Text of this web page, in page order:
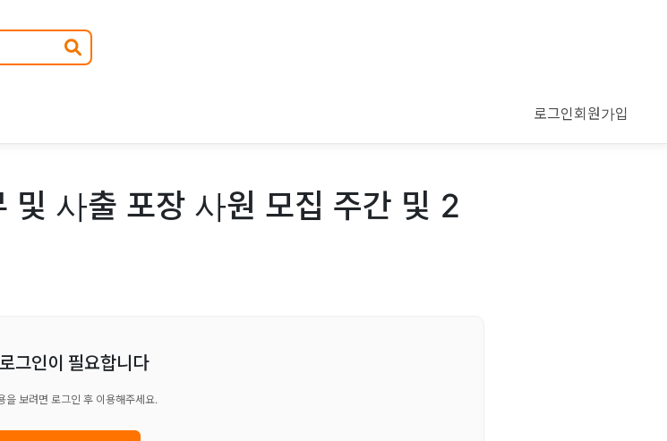
로그인회원가입
및 사출 포장 사원 모집 주간 및 2
그인이 필요합니다
을 보려면 로그인 후 이용해주세요.